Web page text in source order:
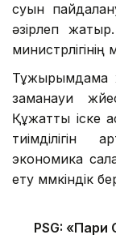
суын
әзірлеп
Тұжырымдама
заманауи
Құжатты іске
экономика
ету мүмкіндік
PSG: